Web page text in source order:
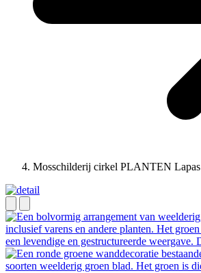
Mosschilderij cirkel PLANTEN Lapas